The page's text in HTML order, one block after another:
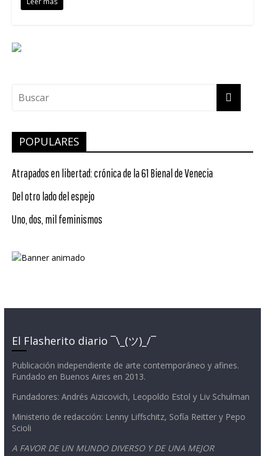
POPULARES
Atrapados en libertad: crónica de la 61 Bienal de Venecia
Del otro lado del espejo
Uno, dos, mil feminismos
El Flasherito diario ¯\_(ツ)_/¯
Publicación independiente de arte contemporáneo y afines.
Fundado en Buenos Aires en 2013.
Fundadores: Andrés Aizicovich, Leopoldo Estol y Liv Schulman
Ministerio de redacción: Lenny Liffschitz, Sofía Reitter y Pepo
Scioli
A FAVOR DE UN MUNDO DIVERSO Y DE UNA MEJOR